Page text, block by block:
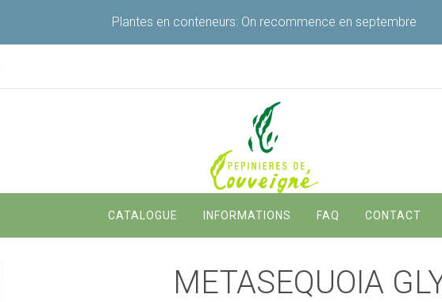
Plantes en conteneurs: On recommence en septembre
Navigation
principale
CATALOGUE INFORMATIONS FAQ CONTACT
METASEQUOIA